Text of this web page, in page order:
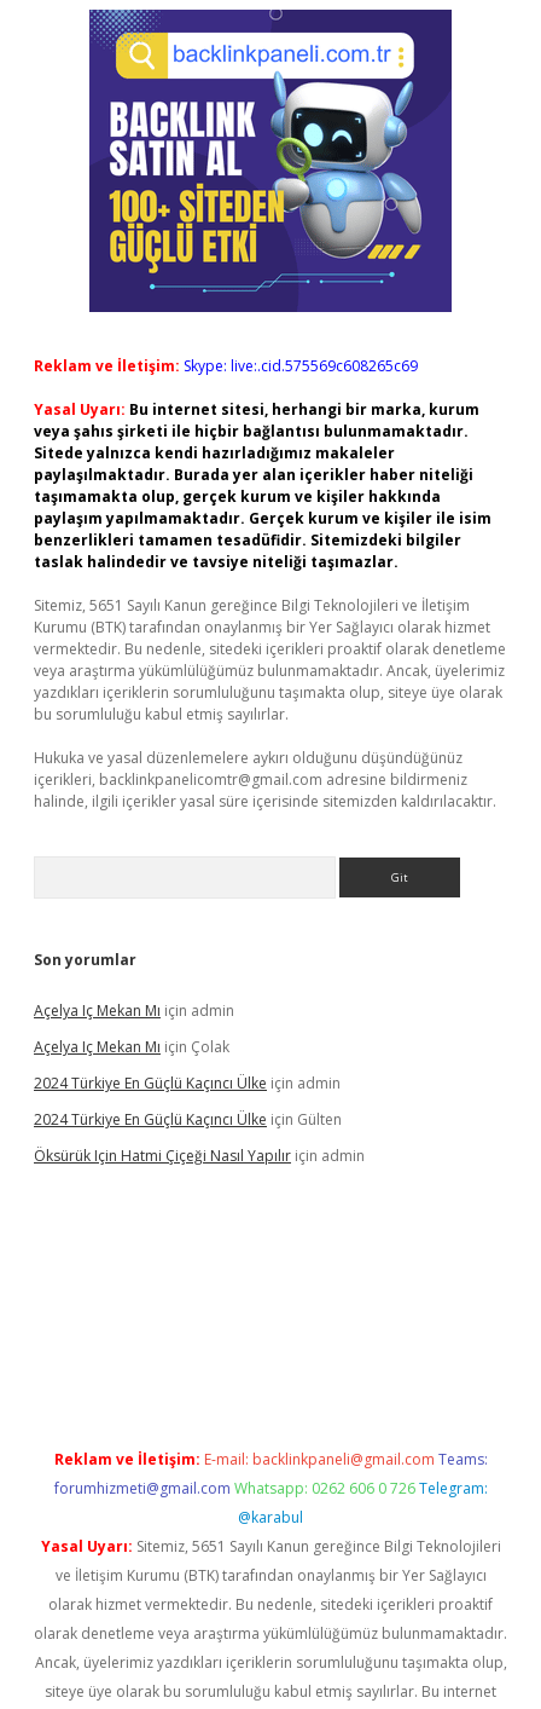
Reklam ve İletişim: Skype: live:.cid.575569c608265c69
Yasal Uyarı: Bu internet sitesi, herhangi bir marka, kurum
veya şahıs şirketi ile hiçbir bağlantısı bulunmamaktadır.
Sitede yalnızca kendi hazırladığımız makaleler
paylaşılmaktadır. Burada yer alan içerikler haber niteliği
taşımamakta olup, gerçek kurum ve kişiler hakkında
paylaşım yapılmamaktadır. Gerçek kurum ve kişiler ile isim
benzerlikleri tamamen tesadüfidir. Sitemizdeki bilgiler
taslak halindedir ve tavsiye niteliği taşımazlar.
Sitemiz, 5651 Sayılı Kanun gereğince Bilgi Teknolojileri ve İletişim
Kurumu (BTK) tarafından onaylanmış bir Yer Sağlayıcı olarak hizmet
vermektedir. Bu nedenle, sitedeki içerikleri proaktif olarak denetleme
veya araştırma yükümlülüğümüz bulunmamaktadır. Ancak, üyelerimiz
yazdıkları içeriklerin sorumluluğunu taşımakta olup, siteye üye olarak
bu sorumluluğu kabul etmiş sayılırlar.
Hukuka ve yasal düzenlemelere aykırı olduğunu düşündüğünüz
içerikleri, backlinkpanelicomtr@gmail.com adresine bildirmeniz
halinde, ilgili içerikler yasal süre içerisinde sitemizden kaldırılacaktır.
Son yorumlar
Açelya Iç Mekan Mı için admin
Açelya Iç Mekan Mı için Çolak
2024 Türkiye En Güçlü Kaçıncı Ülke için admin
2024 Türkiye En Güçlü Kaçıncı Ülke için Gülten
Öksürük Için Hatmi Çiçeği Nasıl Yapılır için admin
Reklam ve İletişim: E-mail: backlinkpaneli@gmail.com Teams:
forumhizmeti@gmail.com Whatsapp: 0262 606 0 726 Telegram:
@karabul
Yasal Uyarı: Sitemiz, 5651 Sayılı Kanun gereğince Bilgi Teknolojileri
ve İletişim Kurumu (BTK) tarafından onaylanmış bir Yer Sağlayıcı
olarak hizmet vermektedir. Bu nedenle, sitedeki içerikleri proaktif
olarak denetleme veya araştırma yükümlülüğümüz bulunmamaktadır.
Ancak, üyelerimiz yazdıkları içeriklerin sorumluluğunu taşımakta olup,
siteye üye olarak bu sorumluluğu kabul etmiş sayılırlar. Bu internet